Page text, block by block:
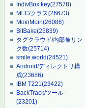
IndivBox.key(27578)
MFC/クラス(26673)
MoinMoin(26086)
BitBake(25839)
タグクラウド/内部被リン
ク数(25714)
smile.world(24521)
Android/ディレクトリ構
成(23686)
IBM T221(23422)
BackTrack/ツール
(23201)